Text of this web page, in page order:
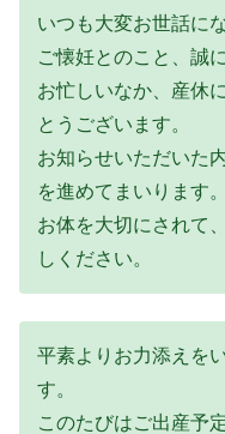
いつも大変お世話に
ご懐妊とのこと、誠
お忙しいなか、産休
とうございます。
お知らせいただいた
を進めてまいります。
お体を大切にされて
しください。
平素よりお力添えを
す。
このたびはご出産予